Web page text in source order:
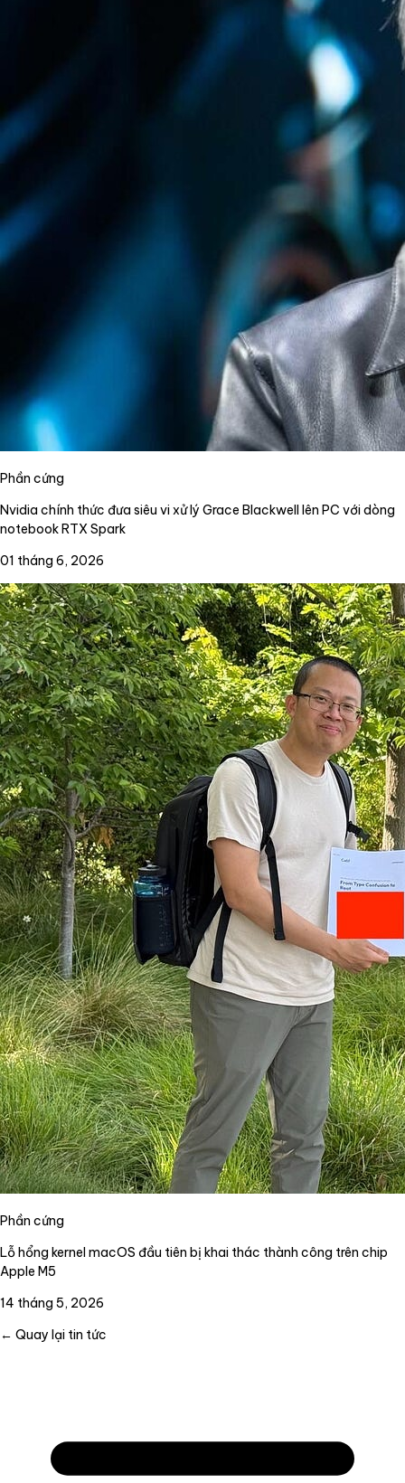
Phần cứng
Nvidia chính thức đưa siêu vi xử lý Grace Blackwell lên PC với dòng
notebook RTX Spark
01 tháng 6, 2026
Phần cứng
Lỗ hổng kernel macOS đầu tiên bị khai thác thành công trên chip
Apple M5
14 tháng 5, 2026
← Quay lại tin tức